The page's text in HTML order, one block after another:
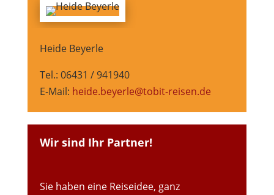
Heide Beyerle
Tel.: 06431 / 941940
E-Mail: heide.beyerle@tobit-reisen.de
Wir sind Ihr Partner!
Sie haben eine Reiseidee, ganz